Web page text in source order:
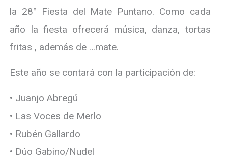
la 28° Fiesta del Mate Puntano. Como cada
año la fiesta ofrecerá música, danza, tortas
fritas , además de …mate.
Este año se contará con la participación de:
• Juanjo Abregú
• Las Voces de Merlo
• Rubén Gallardo
• Dúo Gabino/Nudel